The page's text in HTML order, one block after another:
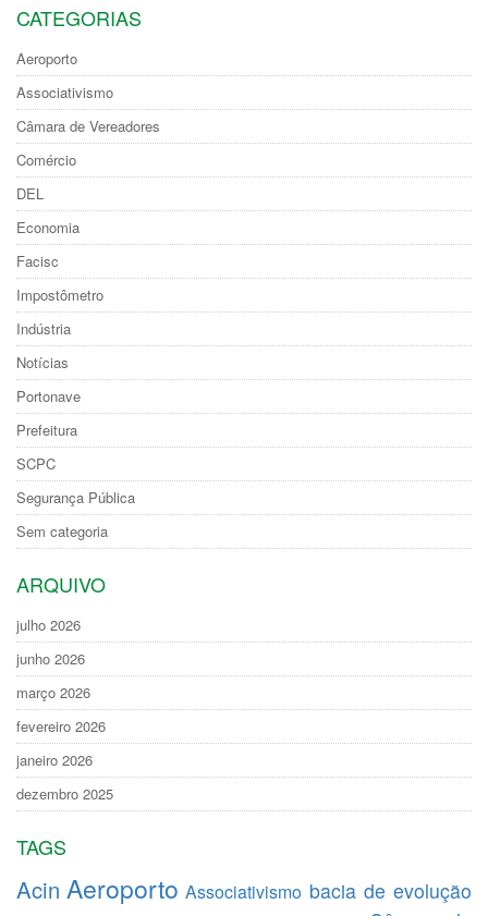
CATEGORIAS
Aeroporto
Associativismo
Câmara de Vereadores
Comércio
DEL
Economia
Facisc
Impostômetro
Indústria
Notícias
Portonave
Prefeitura
SCPC
Segurança Pública
Sem categoria
ARQUIVO
julho 2026
junho 2026
março 2026
fevereiro 2026
janeiro 2026
dezembro 2025
TAGS
Acin Aeroporto Associativismo bacia de evolução